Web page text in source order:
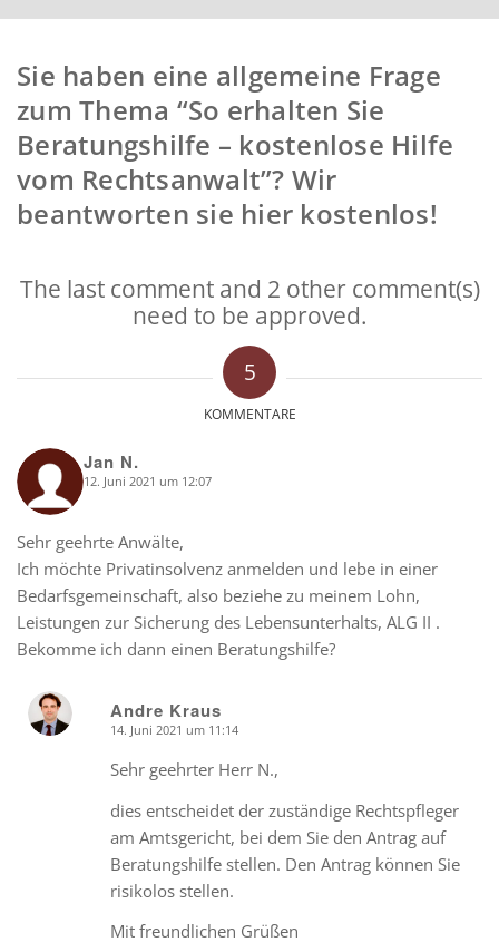
Sie haben eine allgemeine Frage
zum Thema “So erhalten Sie
Beratungshilfe – kostenlose Hilfe
vom Rechtsanwalt”? Wir
beantworten sie hier kostenlos!
The last comment and 2 other comment(s)
need to be approved.
5
KOMMENTARE
Jan N.
says: 12. Juni 2021 um 12:07
Sehr geehrte Anwälte,
Ich möchte Privatinsolvenz anmelden und lebe in einer
Bedarfsgemeinschaft, also beziehe zu meinem Lohn,
Leistungen zur Sicherung des Lebensunterhalts, ALG II .
Bekomme ich dann einen Beratungshilfe?
Andre Kraus
14. Juni 2021 um 11:14
Sehr geehrter Herr N.,
dies entscheidet der zuständige Rechtspfleger
am Amtsgericht, bei dem Sie den Antrag auf
Beratungshilfe stellen. Den Antrag können Sie
risikolos stellen.
Mit freundlichen Grüßen